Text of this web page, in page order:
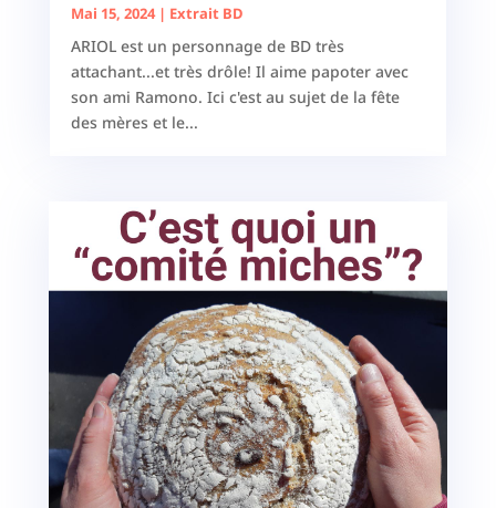
Mai 15, 2024| Extrait BD
ARIOL est un personnage de BD très
attachant...et très drôle! Il aime papoter avec
son ami Ramono. Ici c'est au sujet de la fête
des mères et le...